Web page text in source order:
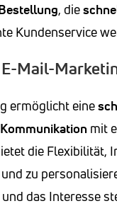
, die
Kundenservice
Mail-
ermöglicht eine
mit
die Flexibilität,
und zu
das Interesse